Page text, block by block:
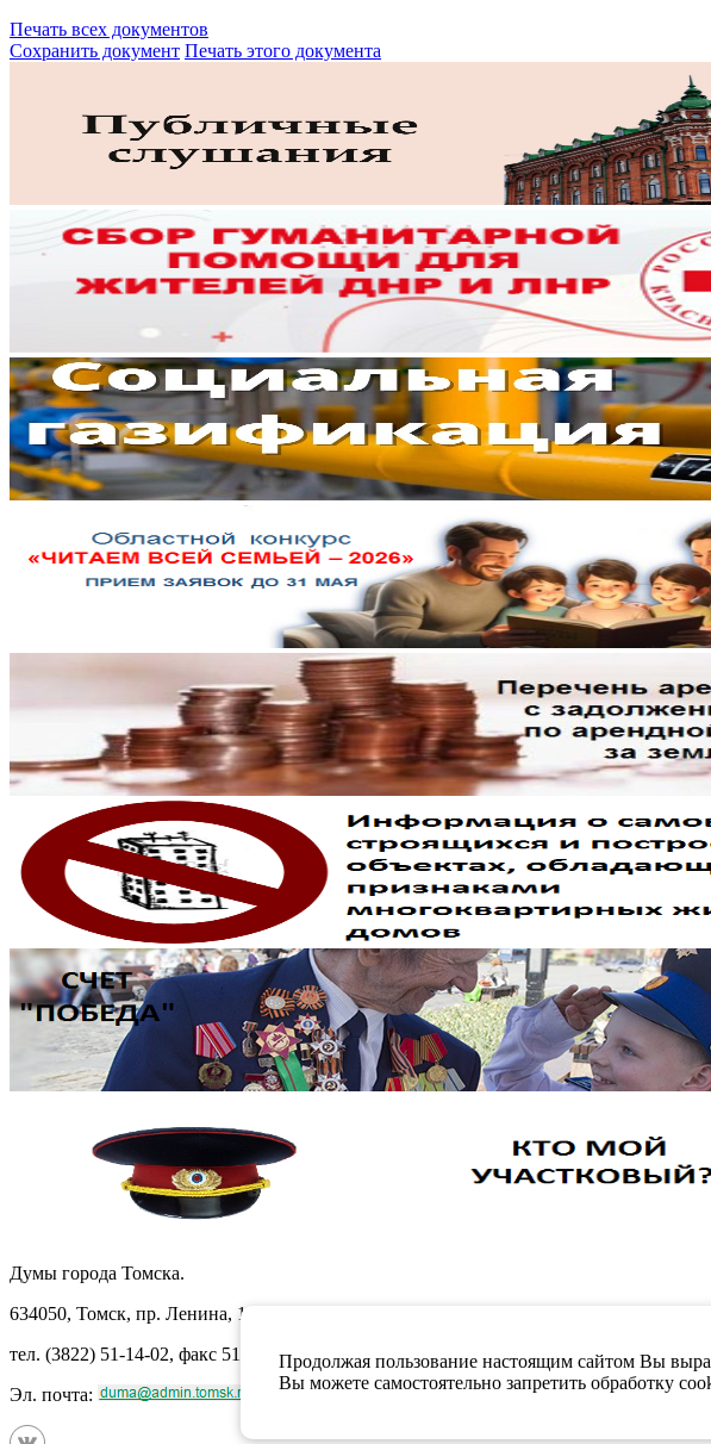
Печать всех документов
Сохранить документ Печать этого документа
Думы города Томска.
634050, Томск, пр. Ленина, 105
тел. (3822) 51-14-02, факс 51-10-71
Эл. почта:
Продолжая пользование настоящим сайтом Вы
Вы можете самостоятельно запретить обработку